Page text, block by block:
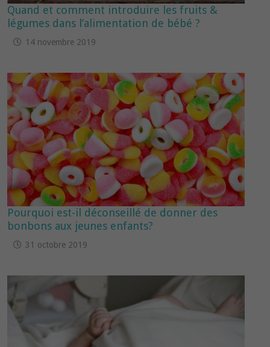
Quand et comment introduire les fruits &
légumes dans l’alimentation de bébé ?
14 novembre 2019
Pourquoi est-il déconseillé de donner des
bonbons aux jeunes enfants?
31 octobre 2019